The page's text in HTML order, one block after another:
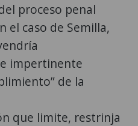
proceso penal
el caso de Semilla,
impertinente
de la
que limite, restrinja